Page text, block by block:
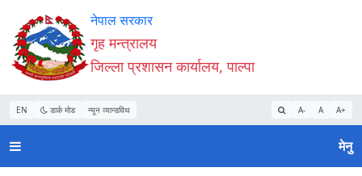
Accessibility
Mode
सुरु
गर्नुहोस्
सामाग्री
पढ्नुहाेस्
नेभिगेसन
पढ्नुहाेस्
वेबसाइट
खोजमा
जानुहोस्
नेपाल सरकार
गृह मन्त्रालय
जिल्ला प्रशासन कार्यालय, पाल्पा
EN डार्क मोड न्यून व्यान्डविथ A- A A+
मेनु